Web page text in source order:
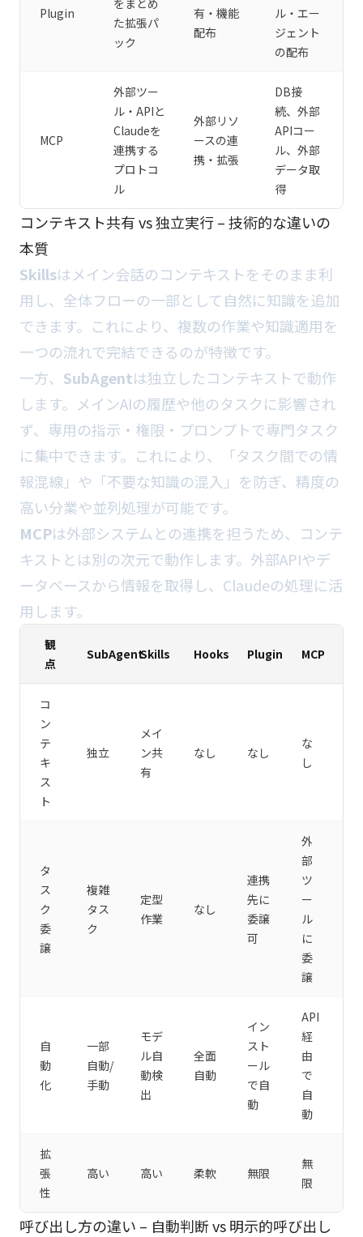
Plugin
をまとめ
た拡張パ
ック
有・機能
配布
ル・エー
ジェント
の配布
MCP
外部ツー
ル・APIと
Claudeを
連携する
プロトコ
ル
外部リソ
ースの連
携・拡張
DB接
続、外部
APIコー
ル、外部
データ取
得
コンテキスト共有 vs 独立実行 – 技術的な違いの
本質
Skillsはメイン会話のコンテキストをそのまま利
用し、全体フローの一部として自然に知識を追加
できます。これにより、複数の作業や知識適用を
一つの流れで完結できるのが特徴です。
一方、 SubAgentは独立したコンテキストで動作
します。メインAIの履歴や他のタスクに影響され
ず、専用の指示・権限・プロンプトで専門タスク
に集中できます。これにより、「タスク間での情
報混線」や「不要な知識の混入」を防ぎ、精度の
高い分業や並列処理が可能です。
MCPは外部システムとの連携を担うため、コンテ
キストとは別の次元で動作します。外部APIやデ
ータベースから情報を取得し、Claudeの処理に活
用します。
観
点
SubAgentSkills Hooks Plugin MCP
コ
ン
テ
キ
ス
ト
独立
メイ
ン共
有
なし なし
な
し
タ
ス
ク
委
譲
複雑
タス
ク
定型
作業
なし
連携
先に
委譲
可
外
部
ツ
ー
ル
に
委
譲
自
動
化
一部
自動/
手動
モデ
ル自
動検
出
全面
自動
イン
スト
ール
で自
動
API
経
由
で
自
動
拡
張
性
高い 高い 柔軟 無限
無
限
呼び出し方の違い – 自動判断 vs 明示的呼び出し